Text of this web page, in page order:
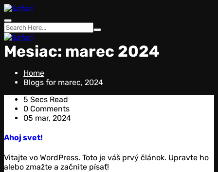
Skip
to
content
Mesiac: marec 2024
Home
Blogs for marec, 2024
5 Secs Read
0 Comments
05 mar, 2024
Ahoj svet!
Vitajte vo WordPress. Toto je váš prvý článok. Upravte ho
alebo zmažte a začnite písať!